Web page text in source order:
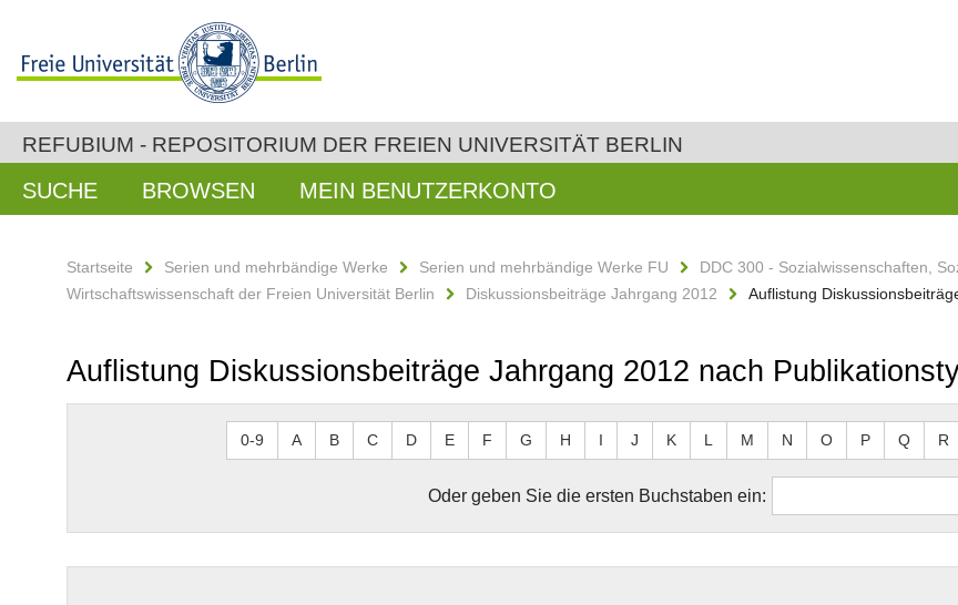
REFUBIUM - REPOSITORIUM DER FREIEN UNIVERSITÄT BERLIN
SUCHE BROWSEN MEIN BENUTZERKONTO
Startseite Serien und mehrbändige Werke Serien und mehrbändige Werke FU DDC 300 - Sozialwissenschaften,
Wirtschaftswissenschaft der Freien Universität Berlin
Diskussionsbeiträge Jahrgang 2012 Auflistung
Auflistung Diskussionsbeiträge Jahrgang 2012 nach
0-9 A B C D E F G H I J K L M N O P Q R
Oder geben Sie die ersten Buchstaben ein: